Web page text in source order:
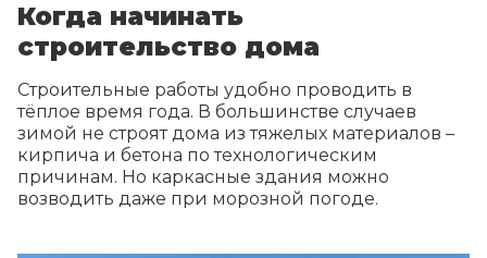
Когда начинать
строительство дома
Строительные работы удобно проводить в
тёплое время года. В большинстве случаев
зимой не строят дома из тяжелых материалов –
кирпича и бетона по технологическим
причинам. Но каркасные здания можно
возводить даже при морозной погоде.